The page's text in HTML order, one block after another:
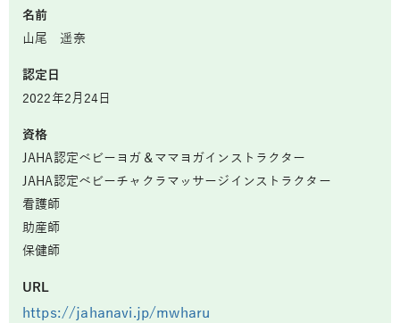
名前
山尾 遥奈
認定日
2022年2月24日
資格
JAHA認定ベビーヨガ＆ママヨガインストラクター
JAHA認定ベビーチャクラマッサージインストラクター
看護師
助産師
保健師
URL
https://jahanavi.jp/mwharu